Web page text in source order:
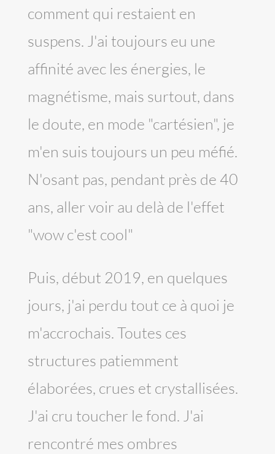
comment qui restaient en
suspens. J'ai toujours eu une
affinité avec les énergies, le
magnétisme, mais surtout, dans
le doute, en mode "cartésien", je
m'en suis toujours un peu méfié.
N'osant pas, pendant près de 40
ans, aller voir au delà de l'effet
"wow c'est cool"
Puis, début 2019, en quelques
jours, j'ai perdu tout ce à quoi je
m'accrochais. Toutes ces
structures patiemment
élaborées, crues et crystallisées.
J'ai cru toucher le fond. J'ai
rencontré mes ombres